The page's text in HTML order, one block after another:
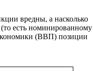
вредны, а насколько
есть номинированному
(ВВП) позиции